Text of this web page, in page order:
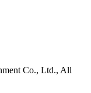
Co., Ltd., All